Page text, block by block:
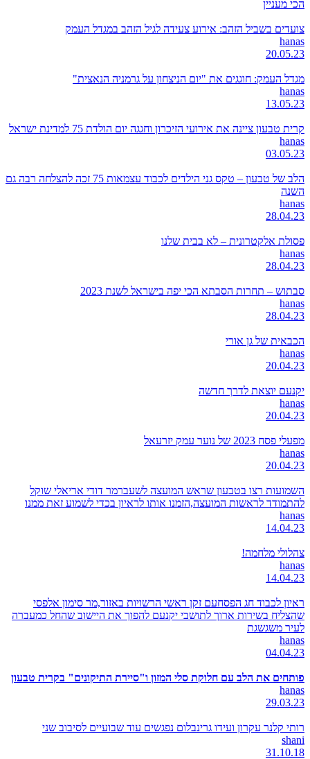
הכי מעניין
צועדים בשביל הזהב: אירוע צעידה לגיל הזהב במגדל העמק
hanas
20.05.23
מגדל העמק: חוגגים את "יום הניצחון על גרמניה הנאצית"
hanas
13.05.23
קרית טבעון ציינה את אירועי הזיכרון וחגגה יום הולדת 75 למדינת ישראל
hanas
03.05.23
הלב של טבעון – טקס גני הילדים לכבוד עצמאות 75 זכה להצלחה רבה גם
השנה
hanas
28.04.23
פסולת אלקטרונית – לא בבית שלנו
hanas
28.04.23
סבתוש – תחרות הסבתא הכי יפה בישראל לשנת 2023
hanas
28.04.23
הכבאית של גן אורי
hanas
20.04.23
יקנעם יוצאת לדרך חדשה
hanas
20.04.23
מפעלי פסח 2023 של נוער עמק יזרעאל
hanas
20.04.23
השמועות רצו בטבעון שראש המועצה לשעברמר דודי אריאלי שוקל
להתמודד לראשות המועצה,הזמנו אותו לראיון בכדי לשמוע זאת ממנו
hanas
14.04.23
צהלולי מלחמה!
hanas
14.04.23
ראיון לכבוד חג הפסחעם זקן ראשי הרשויות באזור,מר סימון אלפסי
שהצליח בשירות ארוך לתושבי יקנעם להפוך את היישוב שהחל כמעברה
לעיר משגשגת
hanas
04.04.23
פותחים את הלב עם חלוקת סלי המזון ו"סיירת התיקונים" בקרית טבעון
hanas
29.03.23
רותי קלנר עקרון ועידו גרינבלום נפגשים עוד שבועיים לסיבוב שני
shani
31.10.18